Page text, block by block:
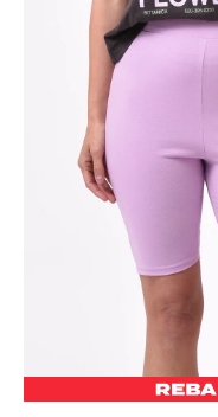
- +